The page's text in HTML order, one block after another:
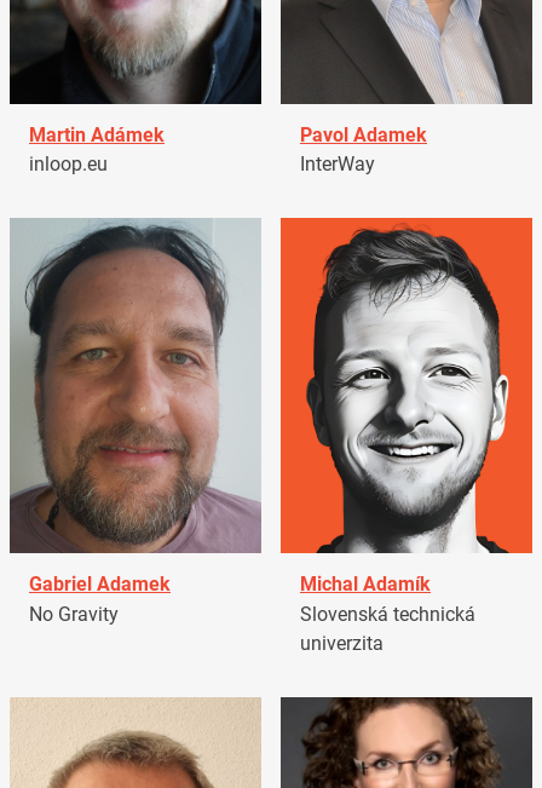
Martin Adámek
inloop.eu
Pavol Adamek
InterWay
Gabriel Adamek
No Gravity
Michal Adamík
Slovenská technická
univerzita